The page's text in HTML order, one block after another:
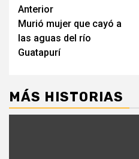
Seguir
leyendo
Anterior
Murió mujer que cayó a
las aguas del río
Guatapurí
MÁS HISTORIAS